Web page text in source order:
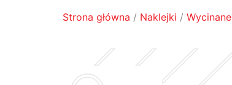
Strona główna / Naklejki / Wycinane